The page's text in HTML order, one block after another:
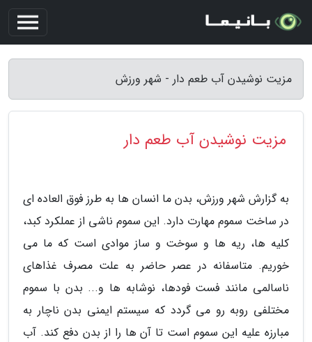
مزیت نوشیدن آب طعم دار - شهر ورزش
مزیت نوشیدن آب طعم دار
به گزارش شهر ورزش، بدن ما انسان ها به طرز فوق العاده ای
در ساخت سموم مهارت دارد. این سموم ناشی از عملکرد کبد،
کلیه ها، ریه ها و سوخت و ساز موادی است که ما می
خوریم. متاسفانه در عصر حاضر به علت مصرف غذاهای
ناسالمی مانند فست فودها، نوشابه ها و... بدن با سموم
مختلفی روبه رو می گردد که سیستم ایمنی بدن ناچار به
مبارزه علیه این سموم است تا آن ها را از بدن دفع کند. آب